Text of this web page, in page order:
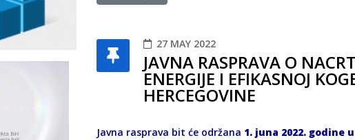
27 MAY 2022
JAVNA RASPRAVA O
ENERGIJE I EFIKASNOJ
HERCEGOVINE
Javna rasprava bit će održana 1. juna 2022.